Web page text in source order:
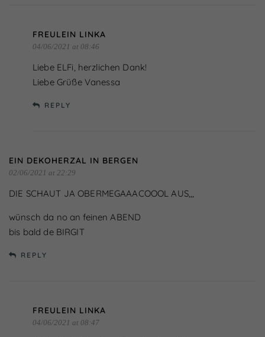
FREULEIN LINKA
04/06/2021 at 08:46
Liebe ELFi, herzlichen Dank!
Liebe Grüße Vanessa
REPLY
EIN DEKOHERZAL IN BERGEN
02/06/2021 at 22:29
DIE SCHAUT JA OBERMEGAAACOOOL AUS,,,
wünsch da no an feinen ABEND
bis bald de BIRGIT
REPLY
FREULEIN LINKA
04/06/2021 at 08:47